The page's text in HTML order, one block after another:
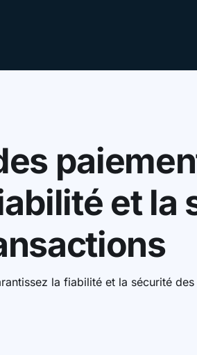
et la
la fiabilité et la sécurité